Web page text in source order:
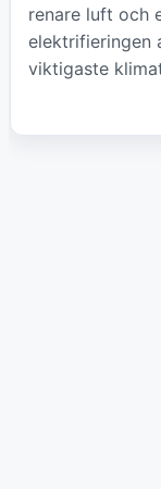
renare luft och
elektrifieringen
viktigaste